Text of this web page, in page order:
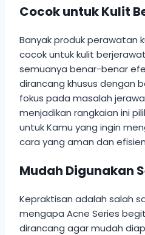
Cocok untuk Kulit
Banyak produk perawatan
cocok untuk kulit
semuanya benar-benar
dirancang khusus dengan
fokus pada masalah
menjadikan rangkaian ini
untuk Kamu yang ingin
cara yang aman dan
Mudah Digunakan
Kepraktisan adalah salah
mengapa Acne Series
dirancang agar mudah